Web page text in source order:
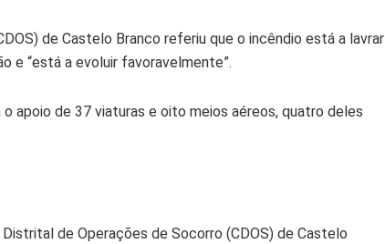
de Castelo Branco referiu que o incêndio está a lavrar
e “está a evoluir favoravelmente”.
apoio de 37 viaturas e oito meios aéreos, quatro deles
de Operações de Socorro (CDOS) de Castelo